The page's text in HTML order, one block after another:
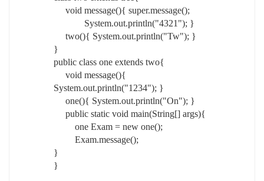
void message(){ super.message();
System.out.println("4321"); }
two(){ System.out.println("Tw"); }
}
public class one extends two{
void message(){
System.out.println("1234"); }
one(){ System.out.println("On"); }
public static void main(String[] args){
one Exam = new one();
Exam.message();
}
}